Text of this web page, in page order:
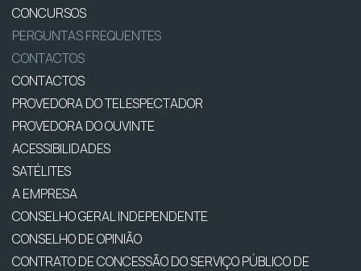
CONCURSOS
PERGUNTAS FREQUENTES
CONTACTOS
CONTACTOS
PROVEDORA DO TELESPECTADOR
PROVEDORA DO OUVINTE
ACESSIBILIDADES
SATÉLITES
A EMPRESA
CONSELHO GERAL INDEPENDENTE
CONSELHO DE OPINIÃO
CONTRATO DE CONCESSÃO DO SERVIÇO PÚBLICO DE